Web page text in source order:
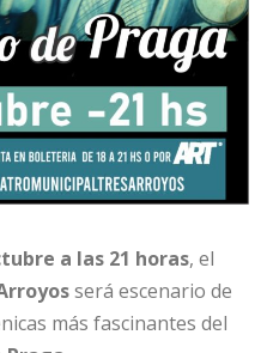
a las 21 horas, el
será escenario de
más fascinantes del